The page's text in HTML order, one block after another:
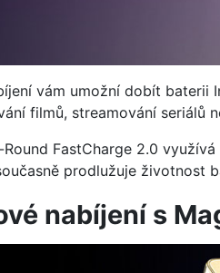
vám umožní dobít baterii
filmů, streamování seriálů
FastCharge 2.0
prodlužuje životnost
nabíjení s